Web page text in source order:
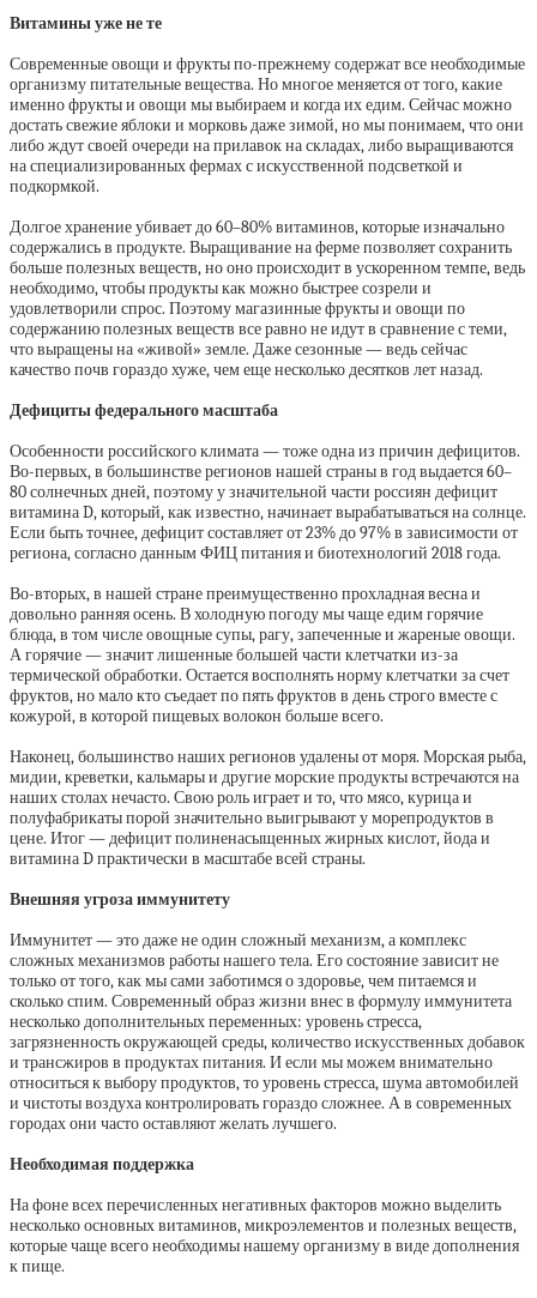
Витамины уже не те
Современные овощи и фрукты по-прежнему содержат все необходимые
организму питательные вещества. Но многое меняется от того, какие
именно фрукты и овощи мы выбираем и когда их едим. Сейчас можно
достать свежие яблоки и морковь даже зимой, но мы понимаем, что они
либо ждут своей очереди на прилавок на складах, либо выращиваются
на специализированных фермах с искусственной подсветкой и
подкормкой.
Долгое хранение убивает до 60–80% витаминов, которые изначально
содержались в продукте. Выращивание на ферме позволяет сохранить
больше полезных веществ, но оно происходит в ускоренном темпе, ведь
необходимо, чтобы продукты как можно быстрее созрели и
удовлетворили спрос. Поэтому магазинные фрукты и овощи по
содержанию полезных веществ все равно не идут в сравнение с теми,
что выращены на «живой» земле. Даже сезонные — ведь сейчас
качество почв гораздо хуже, чем еще несколько десятков лет назад.
Дефициты федерального масштаба
Особенности российского климата — тоже одна из причин дефицитов.
Во-первых, в большинстве регионов нашей страны в год выдается 60–
80 солнечных дней, поэтому у значительной части россиян дефицит
витамина D, который, как известно, начинает вырабатываться на солнце.
Если быть точнее, дефицит составляет от 23% до 97% в зависимости от
региона, согласно данным ФИЦ питания и биотехнологий 2018 года.
Во-вторых, в нашей стране преимущественно прохладная весна и
довольно ранняя осень. В холодную погоду мы чаще едим горячие
блюда, в том числе овощные супы, рагу, запеченные и жареные овощи.
А горячие — значит лишенные большей части клетчатки из-за
термической обработки. Остается восполнять норму клетчатки за счет
фруктов, но мало кто съедает по пять фруктов в день строго вместе с
кожурой, в которой пищевых волокон больше всего.
Наконец, большинство наших регионов удалены от моря. Морская рыба,
мидии, креветки, кальмары и другие морские продукты встречаются на
наших столах нечасто. Свою роль играет и то, что мясо, курица и
полуфабрикаты порой значительно выигрывают у морепродуктов в
цене. Итог — дефицит полиненасыщенных жирных кислот, йода и
витамина D практически в масштабе всей страны.
Внешняя угроза иммунитету
Иммунитет — это даже не один сложный механизм, а комплекс
сложных механизмов работы нашего тела. Его состояние зависит не
только от того, как мы сами заботимся о здоровье, чем питаемся и
сколько спим. Современный образ жизни внес в формулу иммунитета
несколько дополнительных переменных: уровень стресса,
загрязненность окружающей среды, количество искусственных добавок
и трансжиров в продуктах питания. И если мы можем внимательно
относиться к выбору продуктов, то уровень стресса, шума автомобилей
и чистоты воздуха контролировать гораздо сложнее. А в современных
городах они часто оставляют желать лучшего.
Необходимая поддержка
На фоне всех перечисленных негативных факторов можно выделить
несколько основных витаминов, микроэлементов и полезных веществ,
которые чаще всего необходимы нашему организму в виде дополнения
к пище.